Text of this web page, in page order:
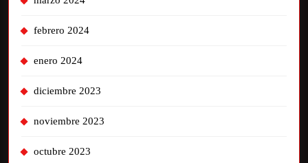
febrero 2024
enero 2024
diciembre 2023
noviembre 2023
octubre 2023